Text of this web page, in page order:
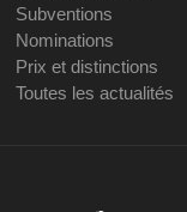
Subventions
Nominations
Prix et distinctions
Toutes les actualités